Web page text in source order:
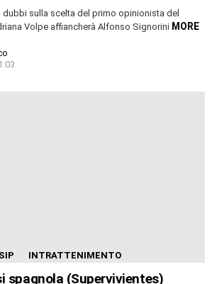
dubbi sulla scelta del primo opinionista del
Volpe affiancherà Alfonso Signorini MORE
INTRATTENIMENTO
spagnola (Supervivientes)